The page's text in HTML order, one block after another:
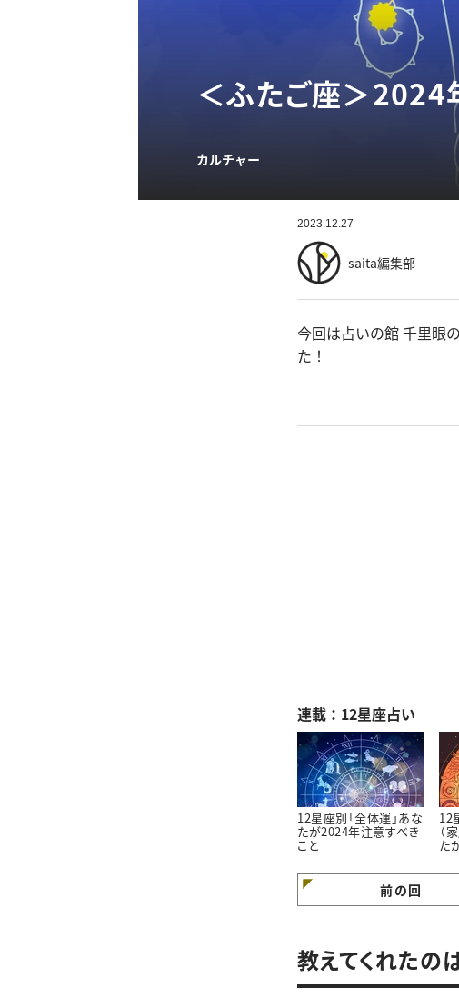
＜ふたご座＞2024
カルチャー
2023.12.27
saita編集部
今回は占いの館 千里眼
た！
連載：12星座占い
12星座別「全体運」あな
たが2024年注意すべき
こと
12
（
た
前の回
教えてくれた